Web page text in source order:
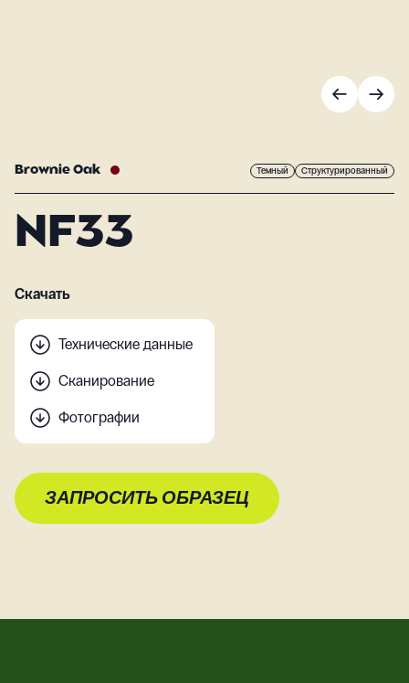
Brownie Oak Темный Структурированный
NF33
Скачать
Технические данные
Сканирование
Фотографии
ЗАПРОСИТЬ ОБРАЗЕЦ